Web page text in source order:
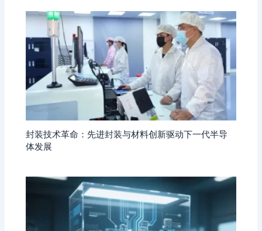
封装技术革命：先进封装与材料创新驱动下一代半导
体发展